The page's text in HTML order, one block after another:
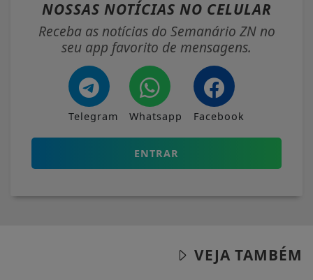
NOSSAS NOTÍCIAS NO CELULAR
Receba as notícias do Semanário ZN no
seu app favorito de mensagens.
Telegram Whatsapp Facebook
ENTRAR
VEJA TAMBÉM